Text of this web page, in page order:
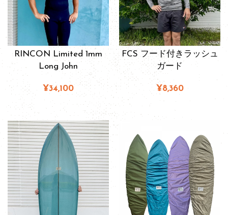
RINCON Limited 1mm
Long John
¥34,100
FCS フード付きラッシュ
ガード
¥8,360